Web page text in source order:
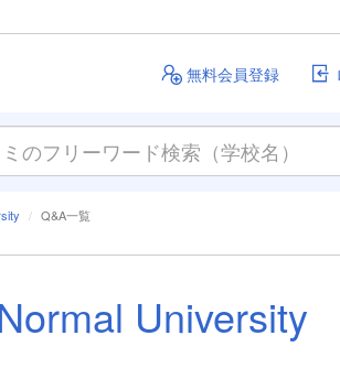
無料会員登録
Q&A一覧
University